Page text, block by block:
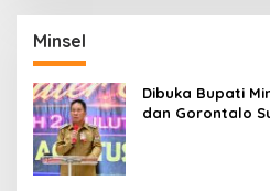
Minsel
Dibuka Bupati
dan Gorontalo